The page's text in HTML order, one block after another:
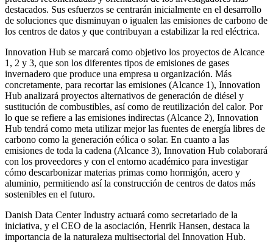
destacados. Sus esfuerzos se centrarán inicialmente en el desarrollo
de soluciones que disminuyan o igualen las emisiones de carbono de
los centros de datos y que contribuyan a estabilizar la red eléctrica.
Innovation Hub se marcará como objetivo los proyectos de Alcance
1, 2 y 3, que son los diferentes tipos de emisiones de gases
invernadero que produce una empresa u organización. Más
concretamente, para recortar las emisiones (Alcance 1), Innovation
Hub analizará proyectos alternativos de generación de diésel y
sustitución de combustibles, así como de reutilización del calor. Por
lo que se refiere a las emisiones indirectas (Alcance 2), Innovation
Hub tendrá como meta utilizar mejor las fuentes de energía libres de
carbono como la generación eólica o solar. En cuanto a las
emisiones de toda la cadena (Alcance 3), Innovation Hub colaborará
con los proveedores y con el entorno académico para investigar
cómo descarbonizar materias primas como hormigón, acero y
aluminio, permitiendo así la construcción de centros de datos más
sostenibles en el futuro.
Danish Data Center Industry actuará como secretariado de la
iniciativa, y el CEO de la asociación, Henrik Hansen, destaca la
importancia de la naturaleza multisectorial del Innovation Hub.